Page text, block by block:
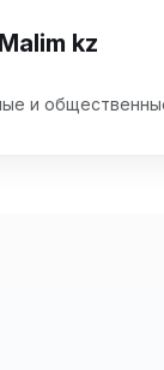
Malim kz
и